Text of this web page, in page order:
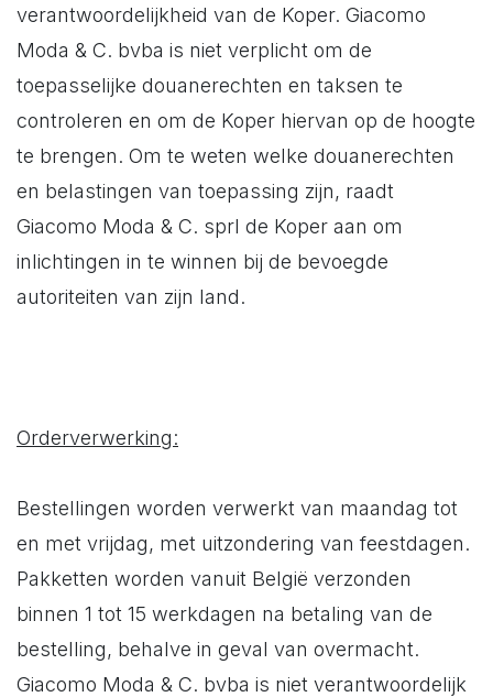
verantwoordelijkheid van de Koper. Giacomo
Moda & C. bvba is niet verplicht om de
toepasselijke douanerechten en taksen te
controleren en om de Koper hiervan op de hoogte
te brengen. Om te weten welke douanerechten
en belastingen van toepassing zijn, raadt
Giacomo Moda & C. sprl de Koper aan om
inlichtingen in te winnen bij de bevoegde
autoriteiten van zijn land.
Orderverwerking:
Bestellingen worden verwerkt van maandag tot
en met vrijdag, met uitzondering van feestdagen.
Pakketten worden vanuit België verzonden
binnen 1 tot 15 werkdagen na betaling van de
bestelling, behalve in geval van overmacht.
Giacomo Moda & C. bvba is niet verantwoordelijk